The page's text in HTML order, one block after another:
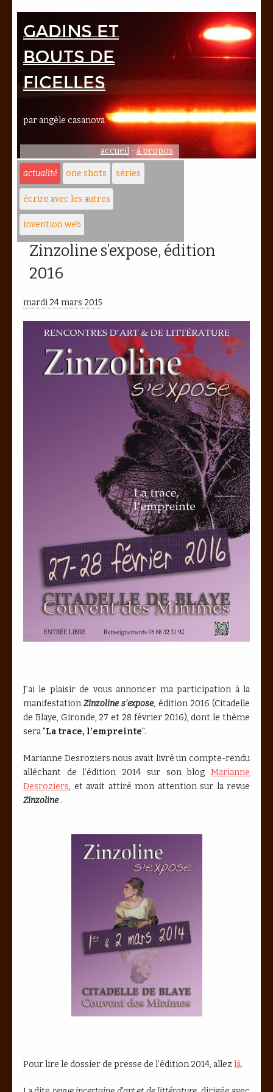
Gadins et
bouts de
ficelles
par angèle casanova
accueil-à propos
actualité one shots séries
écrire avec les autres
invention web
Zinzoline s’expose, édition
2016
mardi 24 mars 2015
J’ai le plaisir de vous annoncer ma participation à la
manifestationZinzoline s’expose, édition 2016 (Citadelle
de Blaye, Gironde, 27 et 28 février 2016), dont le thème
sera "La trace, l’empreinte".
Marianne Desroziers nous avait livré un compte-rendu
alléchant de l’édition 2014 sur son blog Marianne
Desroziers, et avait attiré mon attention sur la revue
Zinzoline .
Pour lire le dossier de presse de l’édition 2014, allez là.